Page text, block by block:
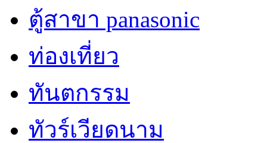
ตู้สาขา panasonic
ท่องเที่ยว
ทันตกรรม
ทัวร์เวียดนาม